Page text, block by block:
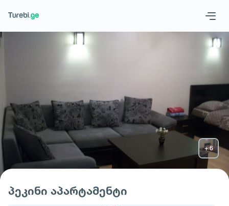
Geo Eng
პეკინი აპარტამენტი